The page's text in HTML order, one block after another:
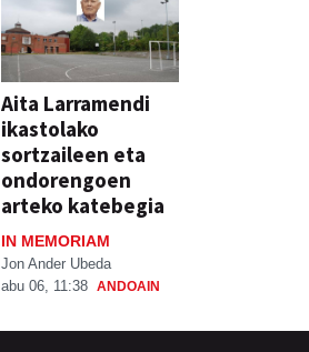
Aita Larramendi
ikastolako
sortzaileen eta
ondorengoen
arteko katebegia
IN MEMORIAM
Jon Ander Ubeda
abu 06, 11:38 ANDOAIN